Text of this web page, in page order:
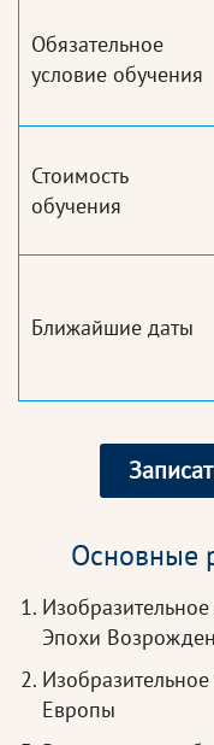
Обязательное
условие обучения
Стоимость
обучения
Ближайшие даты
Основные
Эпохи
Европы